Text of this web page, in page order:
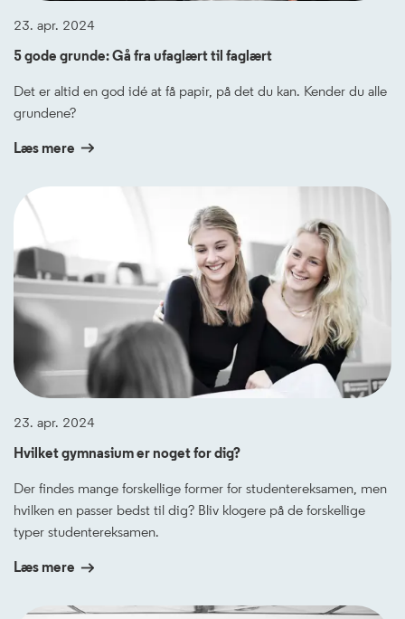
23. apr. 2024
5 gode grunde: Gå fra ufaglært til faglært
Det er altid en god idé at få papir, på det du kan. Kender du alle
grundene?
Læs mere
23. apr. 2024
Hvilket gymnasium er noget for dig?
Der findes mange forskellige former for studentereksamen, men
hvilken en passer bedst til dig? Bliv klogere på de forskellige
typer studentereksamen.
Læs mere